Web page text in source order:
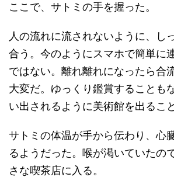
ここで、サトミの手を握った。
人の流れに流されないように、し
合う。今のようにスマホで簡単に
ではない。離れ離れになったら合
大変だ。ゆっくり鑑賞することも
い出されるように美術館を出るこ
サトミの体温が手から伝わり、心
るようだった。喉が渇いていたの
さな喫茶店に入る。